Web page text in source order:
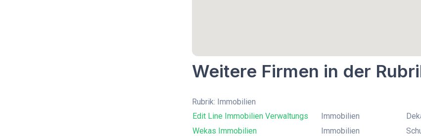
Weitere Firmen in der
Rubrik: Immobilien
Edit Line Immobilien Verwaltungs
Immobilien
Wekas Immobilien
Immobilien